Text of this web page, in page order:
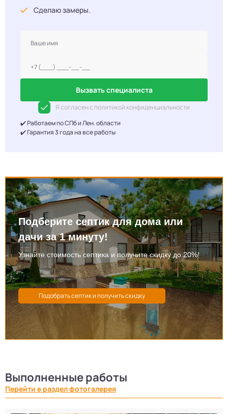
Сделаю замеры.
Вызвать специалиста
Я согласен с политикой конфиденциальности
✔️ Работаем по СПб и Лен. области
✔️ Гарантия 3 года на все работы
Подберите септик для дома или
дачи за 1 минуту!
Узнайте стоимость септика и получите скидку до 20%!
Выполненные работы
Перейти в раздел фотогалерея